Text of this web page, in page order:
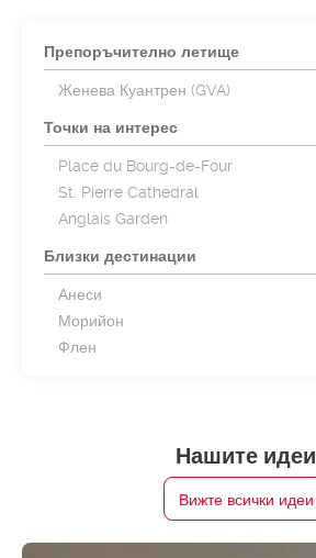
Препоръчително летище
Женева Куантрен (GVA)
Точки на интерес
Place du Bourg-de-Four
St. Pierre Cathedral
Anglais Garden
Близки дестинации
Анеси
Морийон
Флен
Нашите идеи
Вижте всички идеи